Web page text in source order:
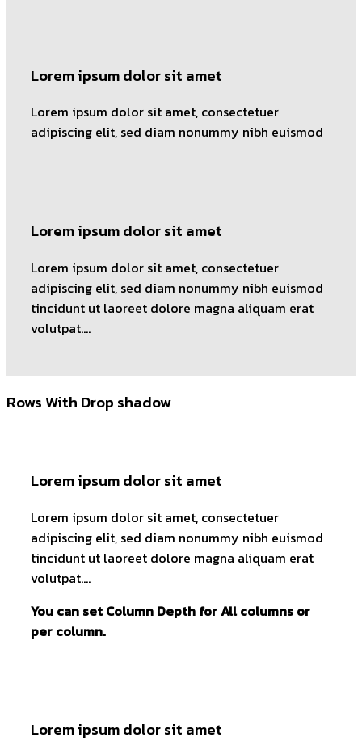
Lorem ipsum dolor sit amet
Lorem ipsum dolor sit amet, consectetuer
adipiscing elit, sed diam nonummy nibh euismod
Lorem ipsum dolor sit amet
Lorem ipsum dolor sit amet, consectetuer
adipiscing elit, sed diam nonummy nibh euismod
tincidunt ut laoreet dolore magna aliquam erat
volutpat….
Rows With Drop shadow
Lorem ipsum dolor sit amet
Lorem ipsum dolor sit amet, consectetuer
adipiscing elit, sed diam nonummy nibh euismod
tincidunt ut laoreet dolore magna aliquam erat
volutpat….
You can set Column Depth for All columns or
per column.
Lorem ipsum dolor sit amet